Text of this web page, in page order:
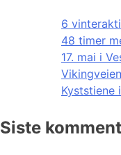
6
48 timer
17. mai i
Kyststiene
Siste